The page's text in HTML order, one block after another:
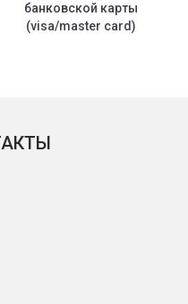
банковской карты
(visa/master card)